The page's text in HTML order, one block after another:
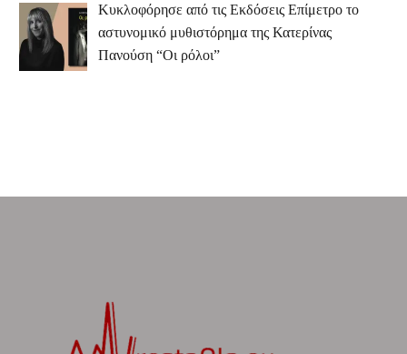
Κυκλοφόρησε από τις Εκδόσεις Επίμετρο το
αστυνομικό μυθιστόρημα της Κατερίνας
Πανούση “Οι ρόλοι”